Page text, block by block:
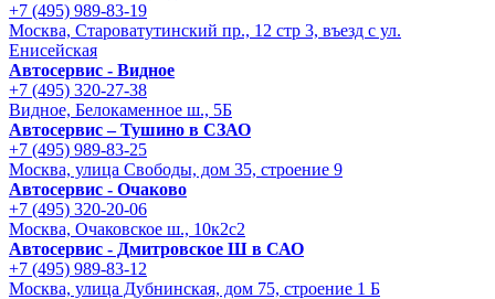
+7 (495) 989-83-19
Москва, Староватутинский пр., 12 стр 3, въезд с ул.
Енисейская
Автосервис - Видное
+7 (495) 320-27-38
Видное, Белокаменное ш., 5Б
Автосервис – Тушино в СЗАО
+7 (495) 989-83-25
Москва, улица Свободы, дом 35, строение 9
Автосервис - Очаково
+7 (495) 320-20-06
Москва, Очаковское ш., 10к2с2
Автосервис - Дмитровское Ш в САО
+7 (495) 989-83-12
Москва, улица Дубнинская, дом 75, строение 1 Б